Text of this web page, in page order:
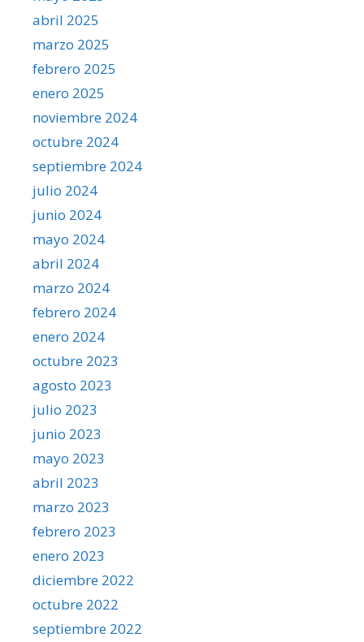
abril 2025
marzo 2025
febrero 2025
enero 2025
noviembre 2024
octubre 2024
septiembre 2024
julio 2024
junio 2024
mayo 2024
abril 2024
marzo 2024
febrero 2024
enero 2024
octubre 2023
agosto 2023
julio 2023
junio 2023
mayo 2023
abril 2023
marzo 2023
febrero 2023
enero 2023
diciembre 2022
octubre 2022
septiembre 2022